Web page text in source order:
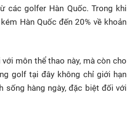
các golfer Hàn Quốc. Trong khi
Hàn Quốc đến 20% về khoản
môn thể thao này, mà còn cho
golf tại đây không chỉ giới hạn
hàng ngày, đặc biệt đối với